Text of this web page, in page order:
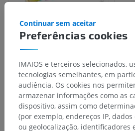
Preferências cookies
Continuar sem aceitar
IMAIOS e terceiros selecionados,
tecnologias semelhantes, em
audiência. Os cookies nos
armazenar informações como as
dispositivo, assim como
(por exemplo, endereços IP,
ou geolocalização, identificadores